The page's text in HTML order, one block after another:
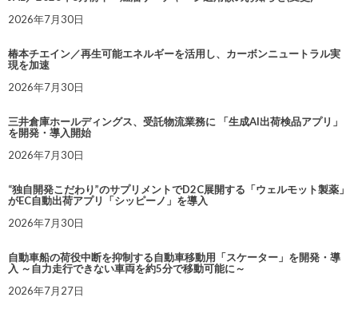
2026年7月30日
椿本チエイン／再生可能エネルギーを活用し、カーボンニュートラル実
現を加速
2026年7月30日
三井倉庫ホールディングス、受託物流業務に 「生成AI出荷検品アプリ」
を開発・導入開始
2026年7月30日
“独自開発こだわり”のサプリメントでD2C展開する「ウェルモット製薬」
がEC自動出荷アプリ「シッピーノ」を導入
2026年7月30日
自動車船の荷役中断を抑制する自動車移動用「スケーター」を開発・導
入 ～自力走行できない車両を約5分で移動可能に～
2026年7月27日